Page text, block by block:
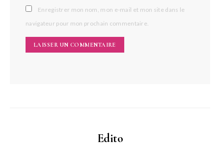
Enregistrer mon nom, mon e-mail et mon site dans le
navigateur pour mon prochain commentaire.
Edito